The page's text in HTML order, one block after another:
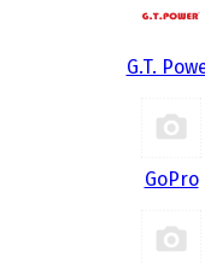
G.T.
GoPro